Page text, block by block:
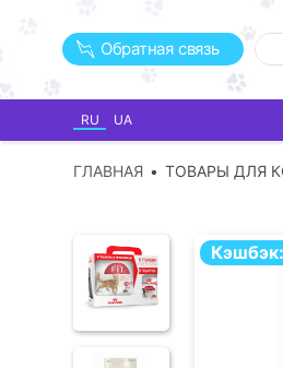
Обратная связь
RU UA
ГЛАВНАЯ ТОВАРЫ ДЛЯ
Кэшбэк: